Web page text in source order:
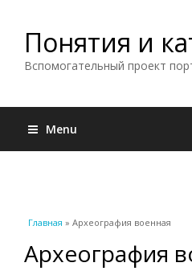
Понятия и
Вспомогательный проект
Menu
Вы здесь
Главная » Археография военная
Археография